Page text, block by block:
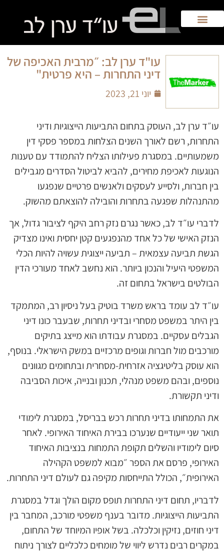
עו"ד ערן לב: ״מרבית האכיפה של
דיני התחרות – היא פרטית"
יוני 21, 2023
עו״ד ערן לב, העוסק בתחום התביעות הייצוגיות ודיני
התחרות, רשם לאורך השנים הצלחות במספר פסקי דין
משמעותיים. במסגרת פעילותו הצליח להתמודד עם טענות
הנוגעות לאכיפת מחירים, להביא לביטול הסדרים מגבילים
בין חברות, ולסייע לעסקים ולאנשים פרטיים שנפגעו
מהתנהלות שפגעה בתחרות והובילה להוצאתם מהשוק.
לדברי עו״ד לב, כאשר נגרם נזק רחב היקף לציבור גדול, אך
הנזק האישי של כל אחד מהנפגעים קטן יחסית ואינו מצדיק
הגשת תביעה עצמאית – תביעה ייצוגית עשויה להיות הכלי
המשפטי היעיל והנכון ביותר. הוא נחשב לאחד מעורכי הדין
הבולטים בישראל בתחום זה.
עו״ד לב עומד בראש משרד בוטיק בעל ניסיון רב, המתמקד
בין היתר במשפט מסחרי ובדיני תחרות, שבעבר כונו דיני
הגבלים עסקיים. במסגרת עבודתו הוא מייצג בתיקים
מורכבים מול חברות וגופים מרכזיים במשק הישראלי. בנוסף,
הוא עוסק בליטיגציה אזרחית-מסחרית ובתחומים מגוונים
נוספים, ובהם משפט מנהלי, תכנון ובנייה, איכות הסביבה
ודיני תקשורת.
את התמחותו בדיני תחרות רכש בבריסל, במסגרת לימודי
תואר שני ייעודיים שנערכו בבירת האיחוד האירופי. לאחר
סיום לימודיו והשלים תקופת התמחות בנציבות האיחוד
האירופי, פרסם את הספר ״מבוא למשפט הקהילה
האירופית״, הכולל התייחסות מקיפה גם לעולם דיני התחרות.
לדבריו, תחום דיני התחרות תופס מקום הולך וגדל במסגרת
התביעות הייצוגיות. מדובר בענף משפטי מורכב, המחבר בין
דיני חוזים, נזיקין וכלכלה. בשל אופיו המיוחד של התחום,
במקרים רבים נדרש ליווי של מומחים כלכליים לצורך ניתוח